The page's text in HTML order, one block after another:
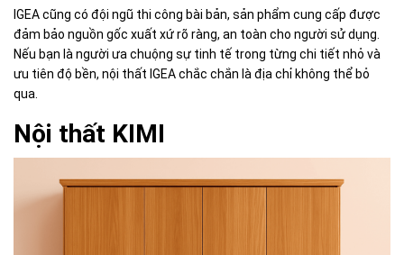
IGEA cũng có đội ngũ thi công bài bản, sản phẩm cung cấp được
đảm bảo nguồn gốc xuất xứ rõ ràng, an toàn cho người sử dụng.
Nếu bạn là người ưa chuộng sự tinh tế trong từng chi tiết nhỏ và
ưu tiên độ bền, nội thất IGEA chắc chắn là địa chỉ không thể bỏ
qua.
Nội thất KIMI